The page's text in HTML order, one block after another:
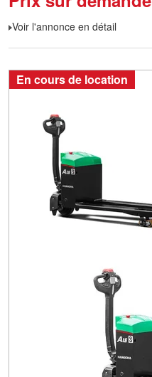
Voir l'annonce en détail
En cours de location